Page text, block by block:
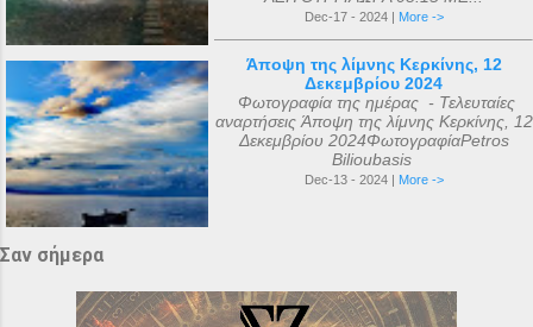
Dec-17 - 2024 | More ->
Άποψη της λίμνης Κερκίνης, 12
Δεκεμβρίου 2024
Φωτογραφία της ημέρας - Τελευταίες
αναρτήσεις Άποψη της λίμνης Κερκίνης, 12
Δεκεμβρίου 2024ΦωτογραφίαPetros
Bilioubasis
Dec-13 - 2024 | More ->
Σαν σήμερα